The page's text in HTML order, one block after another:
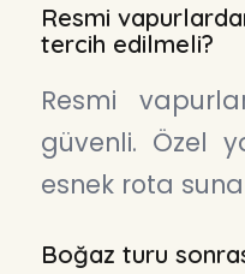
Resmi
tercih edilmeli?
Resmi
güvenli. Özel
esnek rota
Boğaz turu